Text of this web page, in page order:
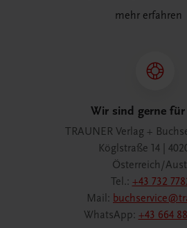
mehr erfahren
Wir sind gerne für
TRAUNER Verlag +
Köglstraße 14 |
Österreich/
Tel.: +43 732
Mail:
WhatsApp: +43 664